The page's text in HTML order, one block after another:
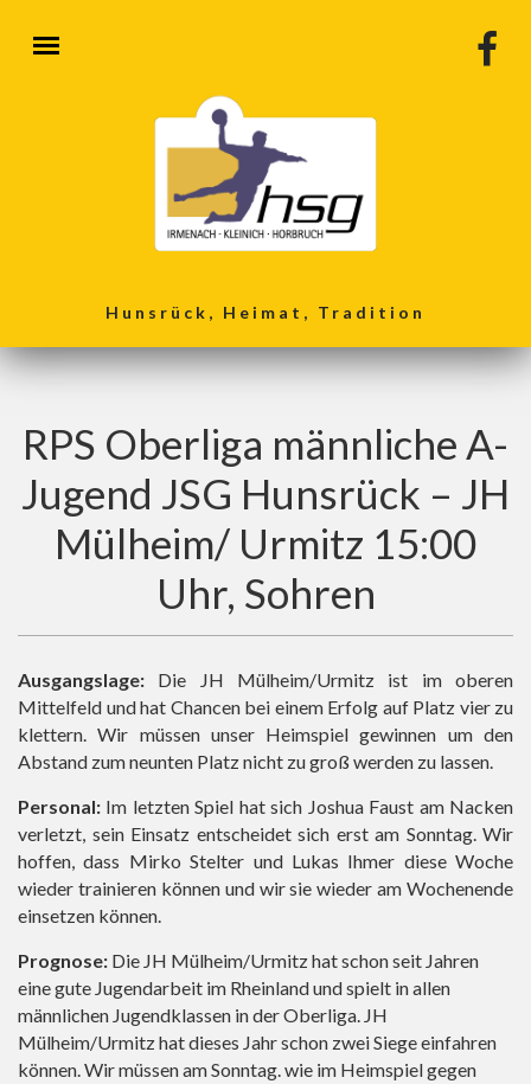
Hunsrück, Heimat, Tradition
RPS Oberliga männliche A-
Jugend JSG Hunsrück – JH
Mülheim/ Urmitz 15:00
Uhr, Sohren
Ausgangslage: Die JH Mülheim/Urmitz ist im oberen
Mittelfeld und hat Chancen bei einem Erfolg auf Platz vier zu
klettern. Wir müssen unser Heimspiel gewinnen um den
Abstand zum neunten Platz nicht zu groß werden zu lassen.
Personal: Im letzten Spiel hat sich Joshua Faust am Nacken
verletzt, sein Einsatz entscheidet sich erst am Sonntag. Wir
hoffen, dass Mirko Stelter und Lukas Ihmer diese Woche
wieder trainieren können und wir sie wieder am Wochenende
einsetzen können.
Prognose: Die JH Mülheim/Urmitz hat schon seit Jahren
eine gute Jugendarbeit im Rheinland und spielt in allen
männlichen Jugendklassen in der Oberliga. JH
Mülheim/Urmitz hat dieses Jahr schon zwei Siege einfahren
können. Wir müssen am Sonntag. wie im Heimspiel gegen